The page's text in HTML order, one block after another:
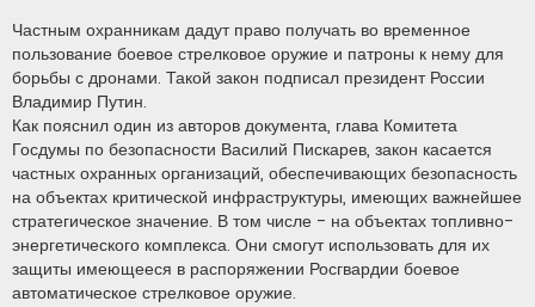
о
е
с
о
б
е
н
е
Частным охранникам дадут право получать во временное
пользование боевое стрелковое оружие и патроны к нему для
борьбы с дронами. Такой закон подписал президент России
Владимир Путин.
Как пояснил один из авторов документа, глава Комитета
Госдумы по безопасности Василий Пискарев, закон касается
частных охранных организаций, обеспечивающих безопасность
на объектах критической инфраструктуры, имеющих важнейшее
стратегическое значение. В том числе - на объектах топливно-
энергетического комплекса. Они смогут использовать для их
защиты имеющееся в распоряжении Росгвардии боевое
автоматическое стрелковое оружие.